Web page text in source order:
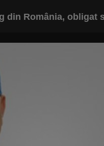
din România, obligat